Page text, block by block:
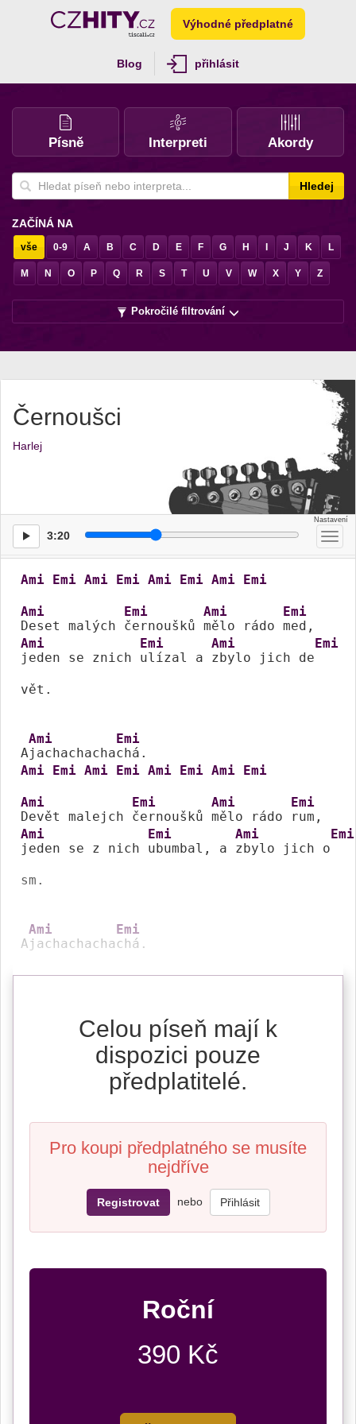
Výhodné předplatné
Blog přihlásit
Písně Interpreti Akordy
Hledej
ZAČÍNÁ NA
vše 0-9 A B C D E F G H J K L
M N O P Q R S T U V W X Y Z
Pokročilé filtrování
Černoušci
Harlej
3:20
Ami Emi Ami Emi Ami Emi Ami Emi
Ami
Deset malých
Emi
černoušků
Ami
mělo rádo
Emi
Ami
jeden se znich
Emi
ulízal a
Ami
zbylo jich de
Emi
vět.
A
Ami
jachachacha
Emi
Ami
Emi Ami Emi Ami Emi Ami Emi
Ami
Devět malejch
Emi
černoušků
Ami
mělo rádo
Emi
Ami
jeden se z nich
Emi
ubumbal, a
Ami
zbylo jich o
Emi
sm.
A
Ami
jachachacha
Emi
chá.
Celou píseň mají k
dispozici pouze
předplatitelé.
Pro koupi předplatného se musíte
nejdříve
Registrovat nebo Přihlásit
Roční
390 Kč